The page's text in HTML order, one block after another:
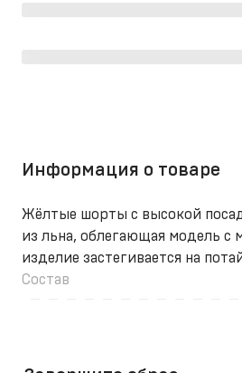
Информация о товаре
Жёлтые шорты с высокой
из льна, облегающая модель с
изделие застегивается на
Состав